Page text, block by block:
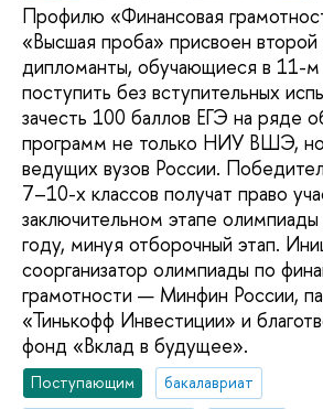
Профилю «Финансовая
«Высшая проба» присвоен второй
дипломанты, обучающиеся в 11-м
поступить без вступительных
зачесть 100 баллов ЕГЭ на ряде
программ не только НИУ ВШЭ,
ведущих вузов России.
7–10-х классов получат право
заключительном этапе
году, минуя отборочный этап.
соорганизатор олимпиады по
грамотности — Минфин России,
«Тинькофф Инвестиции» и
фонд «Вклад в будущее».
Поступающим
бакалавриат